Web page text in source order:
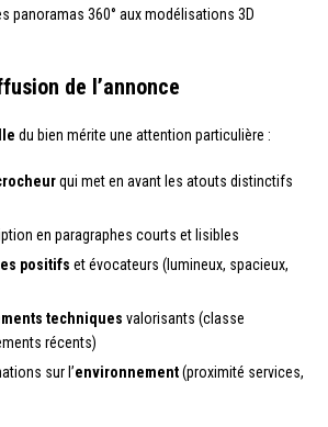
panoramas 360° aux modélisations 3D
de l’annonce
du bien mérite une attention particulière :
qui met en avant les atouts distinctifs
en paragraphes courts et lisibles
positifs et évocateurs (lumineux, spacieux,
techniques valorisants (classe
récents)
sur l’environnement(proximité services,